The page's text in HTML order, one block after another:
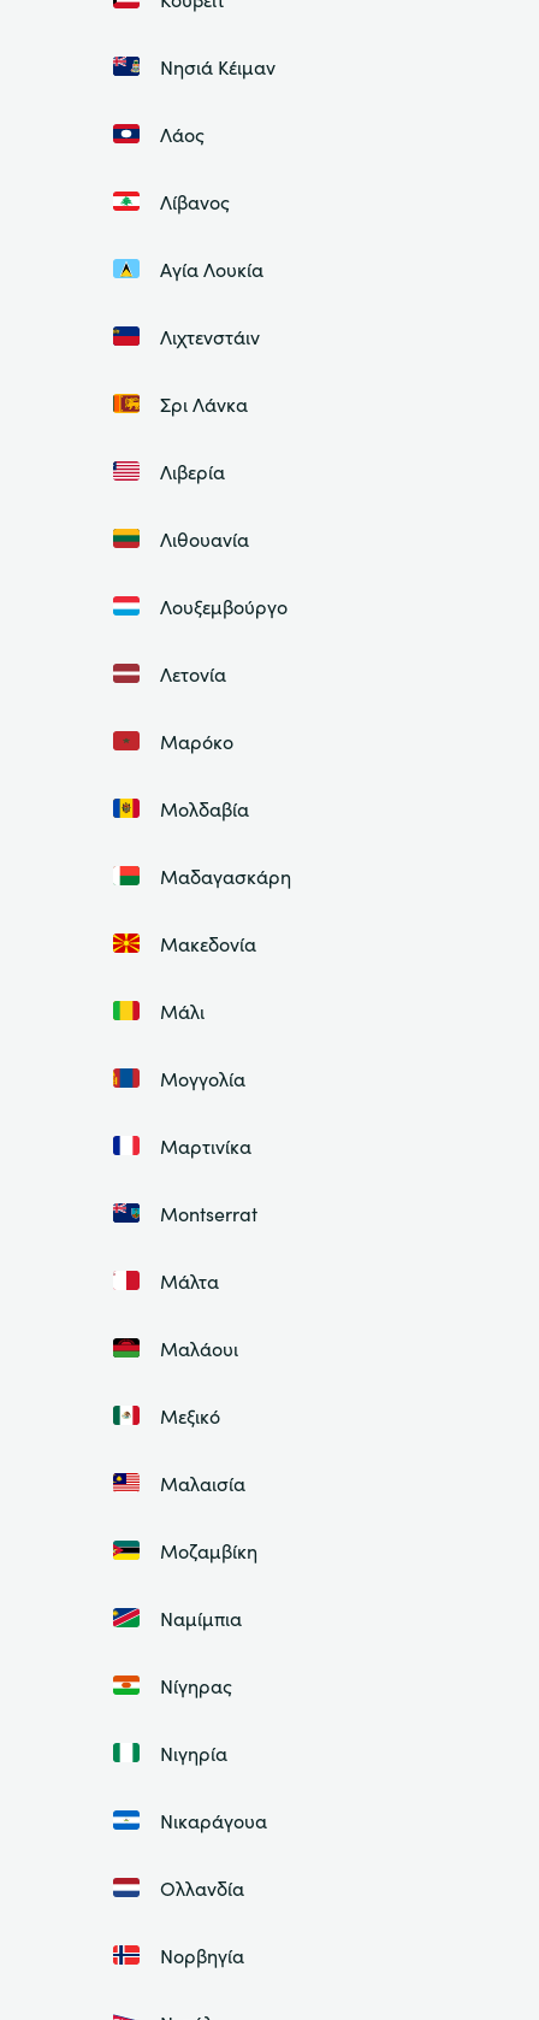
Νησιά Κέιμαν
Λάος
Λίβανος
Αγία Λουκία
Λιχτενστάιν
Σρι Λάνκα
Λιβερία
Λιθουανία
Λουξεμβούργο
Λετονία
Μαρόκο
Μολδαβία
Μαδαγασκάρη
Μακεδονία
Μάλι
Μογγολία
Μαρτινίκα
Montserrat
Μάλτα
Μαλάουι
Μεξικό
Μαλαισία
Μοζαμβίκη
Ναμίμπια
Νίγηρας
Νιγηρία
Νικαράγουα
Ολλανδία
Νορβηγία